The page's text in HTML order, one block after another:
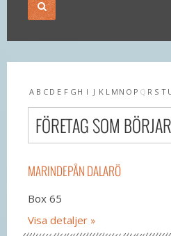
A B C D E F G H I J K L M N O P Q R S T
FÖRETAG SOM
MARINDEPÅN DALARÖ
Box 65
Visa detaljer